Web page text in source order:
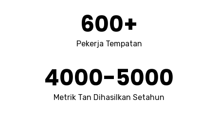
600+
Pekerja Tempatan
4000-5000
Metrik Tan Dihasilkan Setahun